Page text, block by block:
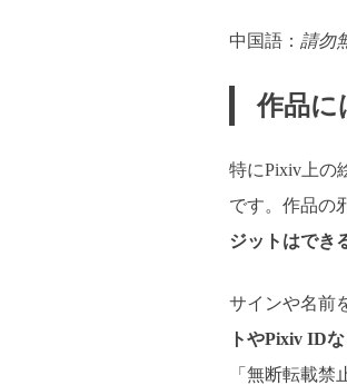
中国語： 請勿
作品に
特にPixiv上の
です。作品の
ジットはでき
サインや名前
トやPixiv ID
「無断転載